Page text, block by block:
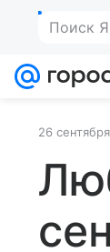
Поиск
26